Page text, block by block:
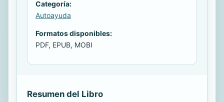
Categoría:
Autoayuda
Formatos disponibles:
PDF, EPUB, MOBI
Resumen del Libro